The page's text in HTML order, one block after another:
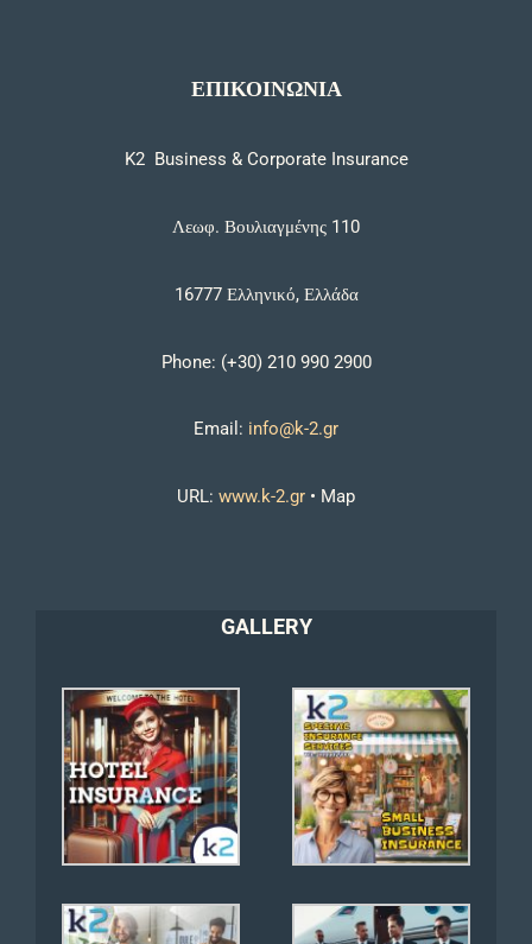
ΕΠΙΚΟΙΝΩΝΙΑ
K2 Business & Corporate Insurance
Λεωφ. Βουλιαγμένης 110
16777 Ελληνικό, Ελλάδα
Phone: (+30) 210 990 2900
Email: info@k-2.gr
URL: www.k-2.gr • Map
GALLERY